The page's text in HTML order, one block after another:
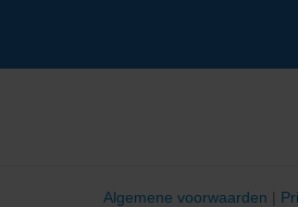
Algemene voorwaarden |